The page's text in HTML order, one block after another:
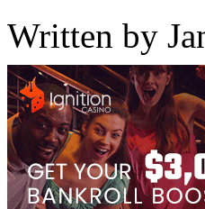
Written by